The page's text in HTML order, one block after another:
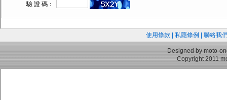
驗 證 碼：
使用條款 私隱條例 聯絡我
Designed by moto-
Copyright 2011